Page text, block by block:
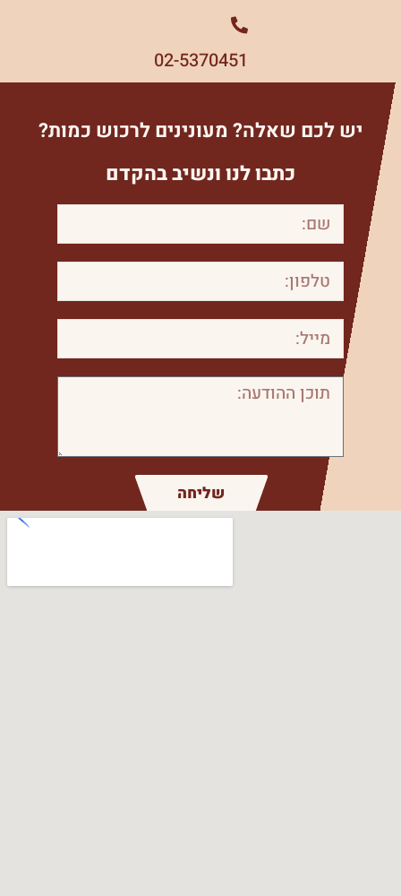
02-5370451
יש לכם שאלה? מעונינים לרכוש כמות?
כתבו לנו ונשיב בהקדם
שליחה